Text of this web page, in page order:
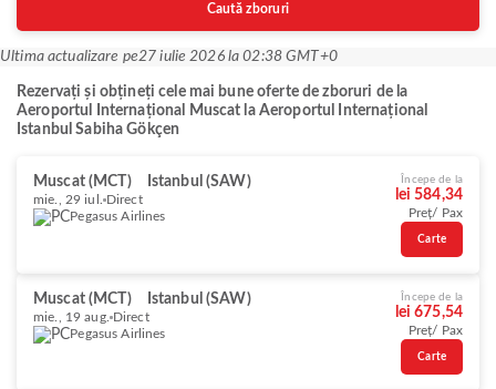
Caută zboruri
Ultima actualizare pe27 iulie 2026 la 02:38 GMT+0
Rezervați și obțineți cele mai bune oferte de zboruri de la
Aeroportul Internațional Muscat la Aeroportul Internațional
Istanbul Sabiha Gökçen
Muscat (MCT) Istanbul (SAW)
mie., 29 iul.
Direct
Pegasus Airlines
Începe de la
lei 584,34
Preț/ Pax
Carte
Muscat (MCT) Istanbul (SAW)
mie., 19 aug. Direct
Pegasus Airlines
Începe de la
lei 675,54
Preț/ Pax
Carte